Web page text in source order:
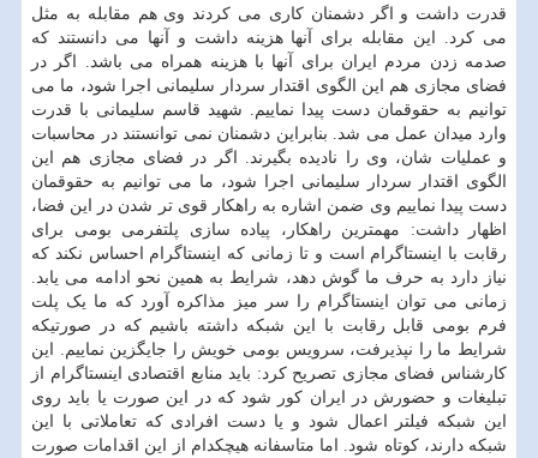
قدرت داشت و اگر دشمنان کاری می کردند وی هم مقابله به مثل
می کرد. این مقابله برای آنها هزینه داشت و آنها می دانستند که
صدمه زدن مردم ایران برای آنها با هزینه همراه می باشد. اگر در
فضای مجازی هم این الگوی اقتدار سردار سلیمانی اجرا شود، ما می
توانیم به حقوقمان دست پیدا نماییم. شهید قاسم سلیمانی با قدرت
وارد میدان عمل می شد. بنابراین دشمنان نمی توانستند در محاسبات
و عملیات شان، وی را نادیده بگیرند. اگر در فضای مجازی هم این
الگوی اقتدار سردار سلیمانی اجرا شود، ما می توانیم به حقوقمان
دست پیدا نماییم وی ضمن اشاره به راهکار قوی تر شدن در این فضا،
اظهار داشت: مهمترین راهکار، پیاده سازی پلتفرمی بومی برای
رقابت با اینستاگرام است و تا زمانی که اینستاگرام احساس نکند که
نیاز دارد به حرف ما گوش دهد، شرایط به همین نحو ادامه می یابد.
زمانی می توان اینستاگرام را سر میز مذاکره آورد که ما یک پلت
فرم بومی قابل رقابت با این شبکه داشته باشیم که در صورتیکه
شرایط ما را نپذیرفت، سرویس بومی خویش را جایگزین نماییم. این
کارشناس فضای مجازی تصریح کرد: باید منابع اقتصادی اینستاگرام از
تبلیغات و حضورش در ایران کور شود که در این صورت یا باید روی
این شبکه فیلتر اعمال شود و یا دست افرادی که تعاملاتی با این
شبکه دارند، کوتاه شود. اما متاسفانه هیچکدام از این اقدامات صورت